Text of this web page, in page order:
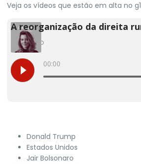
Veja os vídeos que estão em alta no g1
Donald Trump
Estados Unidos
Jair Bolsonaro